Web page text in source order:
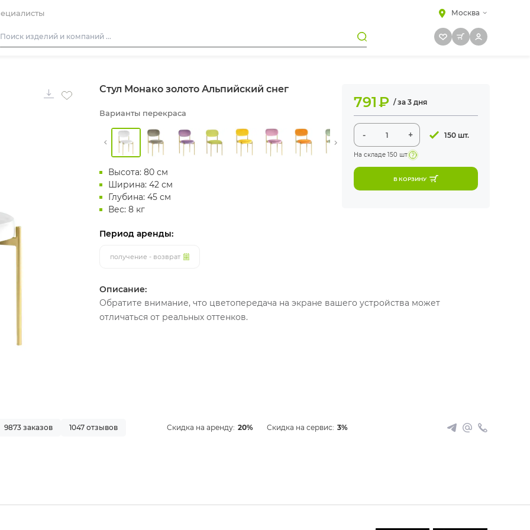
Москва
Подушки для стульев
Стул Монако золото Альпийский снег
Варианты перекраса
Высота: 80 см
Ширина: 42 см
Глубина: 45 см
Вес: 8 кг
Период аренды:
получение - возврат
791₽ / за 3 дня
- + 150 шт.
На складе 150 шт
В КОРЗИНУ
Описание:
Обратите внимание, что цветопередача на экране вашего устройства может
отличаться от реальных оттенков.
9873 заказов 1047 отзывов Скидка на аренду: 20% Скидка на сервис: 3%